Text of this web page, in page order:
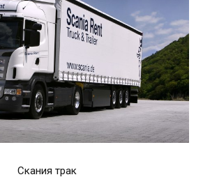
Скания трак